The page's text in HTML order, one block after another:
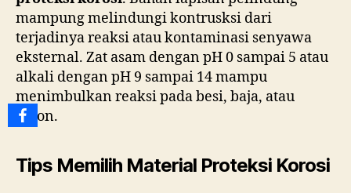
mampung melindungi kontrusksi dari
terjadinya reaksi atau kontaminasi senyawa
eksternal. Zat asam dengan pH 0 sampai 5 atau
alkali dengan pH 9 sampai 14 mampu
menimbulkan reaksi pada besi, baja, atau
beton.
Tips Memilih Material Proteksi Korosi